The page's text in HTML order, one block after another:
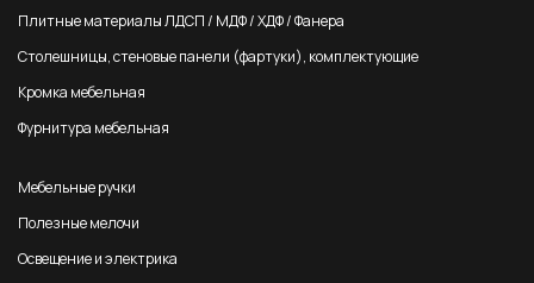
Плитные материалы ЛДСП / МДФ / ХДФ / Фанера
Столешницы, стеновые панели (фартуки), комплектующие
Кромка мебельная
Фурнитура мебельная
Мебельные ручки
Полезные мелочи
Освещение и электрика